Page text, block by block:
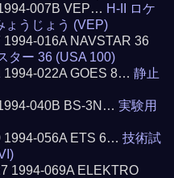
007B VEP… H-II ロケ
ょうじょう (VEP)
016A NAVSTAR 36
ター 36 (USA 100)
1994-022A GOES 8…静止
040B BS-3N…実験用
1994-056A ETS 6…技術試
1994-069A ELEKTRO